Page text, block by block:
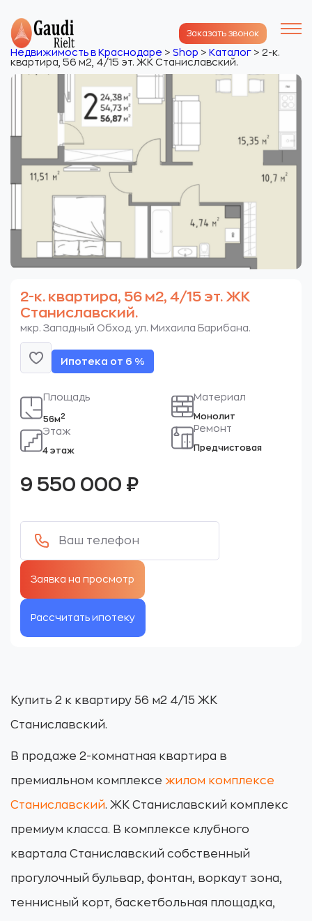
Заказать звонок
Недвижимость в Краснодаре > Shop > Каталог > 2-к.
квартира, 56 м2, 4/15 эт. ЖК Станиславский.
2-к. квартира, 56 м2, 4/15 эт. ЖК
Станиславский.
мкр. Западный Обход. ул. Михаила Барибана.
Ипотека от 6 %
Площадь
56м2
Этаж
4 этаж
Материал
Монолит
Ремонт
Предчистовая
9 550 000 ₽
Рассчитать ипотеку
Купить 2 к квартиру 56 м2 4/15 ЖК
Станиславский.
В продаже 2-комнатная квартира в
премиальном комплексе жилом комплексе
Станиславский. ЖК Станиславский комплекс
премиум класса. В комплексе клубного
квартала Станиславский собственный
прогулочный бульвар, фонтан, воркаут зона,
теннисный корт, баскетбольная площадка,